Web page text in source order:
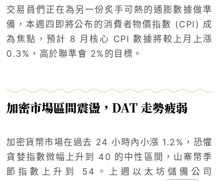
交易員們正在為另一份炙手可熱的通膨數​​據做準
備，本週四即將公布的消費者物價指數 (CPI) 成
為焦點，預計 8 月核心 CPI 數據將較上月上漲
0.3%，高於聯準會 2%的目標。
加密市場區間震盪，DAT 走勢疲弱
加密貨幣市場在過去 24 小時內小漲 1.2%，恐懼
貪婪指數微幅上升到 40 的中性區間，山寨幣季
節指數上升到 54。上週以太坊儲備公司